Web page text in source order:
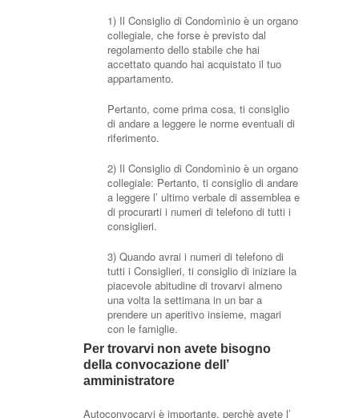
1) Il Consiglio di Condomìnio è un organo
collegiale, che forse è previsto dal
regolamento dello stabile che hai
accettato quando hai acquistato il tuo
appartamento.
Pertanto, come prima cosa, ti consiglio
di andare a leggere le norme eventuali di
riferimento.
2) Il Consiglio di Condomìnio è un organo
collegiale: Pertanto, ti consiglio di andare
a leggere l’ ultimo verbale di assemblea e
di procurarti i numeri di telefono di tutti i
consiglieri.
3) Quando avrai i numeri di telefono di
tutti i Consiglieri, ti consiglio di iniziare la
piacevole abitudine di trovarvi almeno
una volta la settimana in un bar a
prendere un aperitivo insieme, magari
con le famiglie.
Per trovarvi non avete bisogno
della convocazione dell’
amministratore
Autoconvocarvi è importante, perchè avete l’